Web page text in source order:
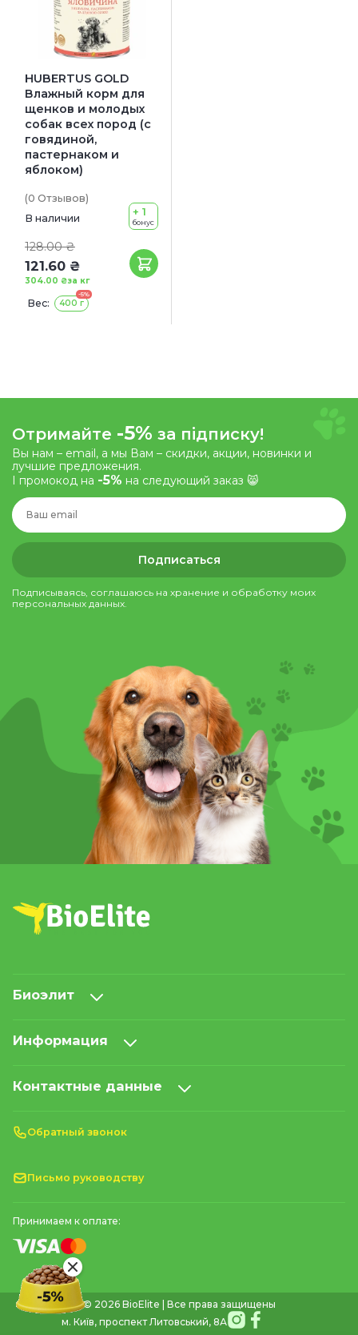
HUBERTUS GOLD
Влажный корм для
щенков и молодых
собак всех пород (с
говядиной,
пастернаком и
яблоком)
(0 Отзывов)
В наличии
128.00 ₴
121.60 ₴
за кг
304.00 ₴
+ 1
бонус
Вес:
-5%
400 г
Отримайте -5% за підписку!
Вы нам – email, а мы Вам – скидки, акции, новинки и
лучшие предложения.
І промокод на -5% на следующий заказ 😸
Подписаться
Подписываясь, соглашаюсь на хранение и обработку моих
персональных данных.
Биоэлит
Информация
Контактные данные
Обратный звонок
Письмо руководству
Принимаем к оплате:
© 2026 BioElite | Все права защищены
м. Київ, проспект Литовський, 8А